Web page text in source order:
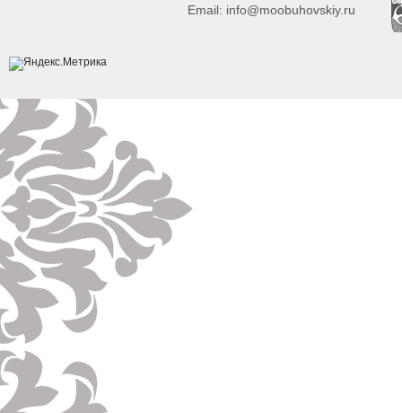
Email: info@moobuhovskiy.ru